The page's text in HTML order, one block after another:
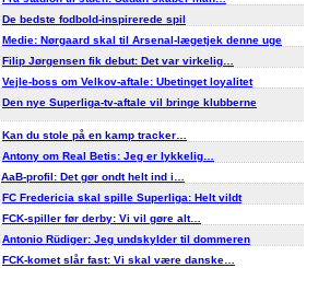
De bedste fodbold-inspirerede spil
Medie: Nørgaard skal til Arsenal-lægetjek denne uge
Filip Jørgensen fik debut: Det var virkelig…
Vejle-boss om Velkov-aftale: Ubetinget loyalitet
Den nye Superliga-tv-aftale vil bringe klubberne
Kan du stole på en kamp tracker…
Antony om Real Betis: Jeg er lykkelig…
AaB-profil: Det gør ondt helt ind i…
FC Fredericia skal spille Superliga: Helt vildt
FCK-spiller før derby: Vi vil gøre alt…
Antonio Rüdiger: Jeg undskylder til dommeren
FCK-komet slår fast: Vi skal være danske…